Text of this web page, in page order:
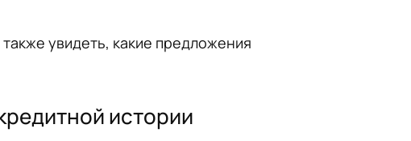
увидеть, какие предложения
истории